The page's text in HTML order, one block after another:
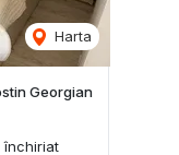
Harta
Georgian
închiriat